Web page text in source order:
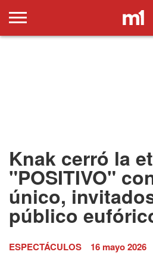
Knak cerró la
"POSITIVO"
único,
público
ESPECTÁCULOS 16 mayo 2026